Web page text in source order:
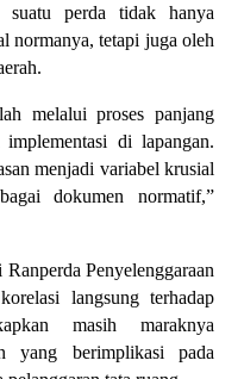
suatu perda tidak hanya
normanya, tetapi juga oleh
melalui proses panjang
di lapangan.
menjadi variabel krusial
dokumen normatif,”
Penyelenggaraan
langsung terhadap
masih maraknya
yang berimplikasi pada